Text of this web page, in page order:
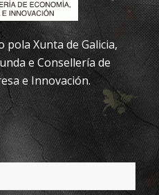
pola Xunta de Galicia,
e Consellería de
e Innovación.